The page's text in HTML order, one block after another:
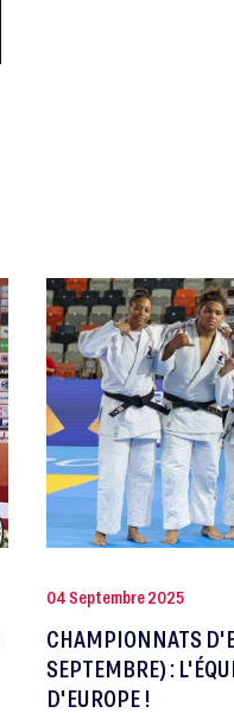
04 Septembre 2025
CHAMPIONNATS
SEPTEMBRE) :
D'EUROPE !